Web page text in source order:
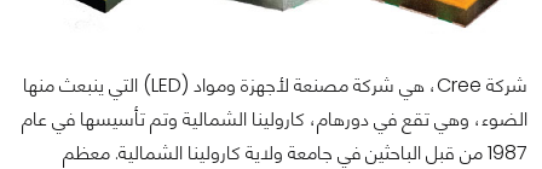
شركة Cree، هي شركة مصنعة لأجهزة ومواد (LED) التي ينبعث منها
الضوء، وهي تقع في دورهام، كارولينا الشمالية وتم تأسيسها في عام
1987 من قبل الباحثين في جامعة ولاية كارولينا الشمالية. معظم